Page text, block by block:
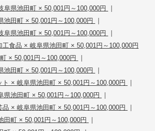
阜県池田町 × 50,001円～100,000円 |
池田町 × 50,001円～100,000円 |
阜県池田町 × 50,001円～100,000円 |
工食品 × 岐阜県池田町 × 50,001円～100,000円
× 50,001円～100,000円 |
池田町 × 50,001円～100,000円 |
ト × 岐阜県池田町 × 50,001円～100,000円 |
県池田町 × 50,001円～100,000円 |
品 × 岐阜県池田町 × 50,001円～100,000円 |
田町 × 50,001円～100,000円 |